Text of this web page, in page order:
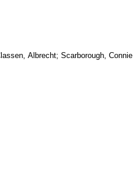
Albrecht; Scarborough, Connie